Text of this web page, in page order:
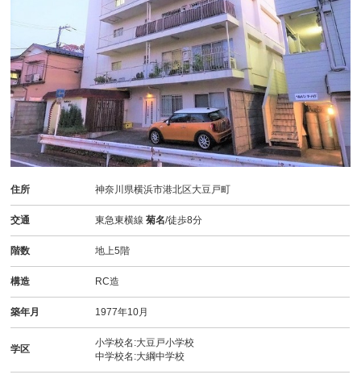
住所 神奈川県横浜市港北区大豆戸町
交通 東急東横線菊名/徒歩8分
階数 地上5階
構造 RC造
築年月 1977年10月
学区
小学校名:大豆戸小学校
中学校名:大綱中学校